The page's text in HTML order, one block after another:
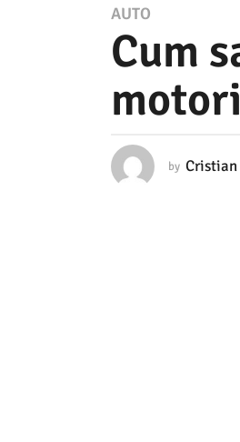
1
0
.
0
.
2
AUTO
Cum
by Cristian